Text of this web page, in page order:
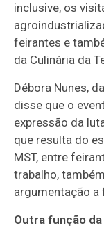
inclusive, os
feirantes e
da Culinária da
Débora Nunes,
disse que o
expressão da
que resulta do
MST, entre
trabalho,
argumentação
Outra função